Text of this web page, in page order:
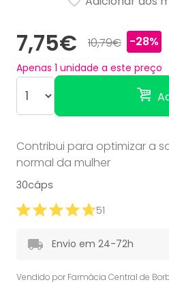
7,75€ 10,79€ -28%
Apenas 1 unidade a este preço
Contribui para optimizar a
normal da mulher
30cáps
51
Envio em 24-72h
Vendido por Farmácia Central de